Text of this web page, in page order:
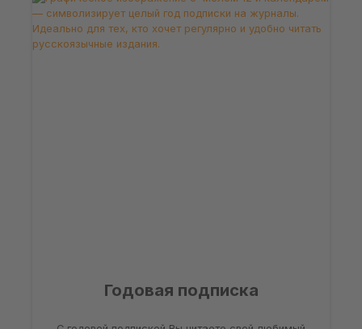
Годовая подписка